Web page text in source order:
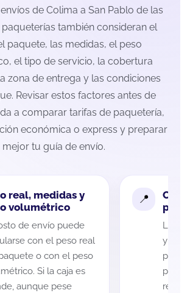
de Colima a San Pablo de las
paqueterías también consideran el
paquete, las medidas, el peso
el tipo de servicio, la cobertura
zona de entrega y las condiciones
Revisar estos factores antes de
a comparar tarifas de paquetería,
económica o express y preparar
mejor tu guía de envío.
real, medidas y
volumétrico
de envío puede
con el peso real
o con el peso
Si la caja es
aunque pese
La
y San